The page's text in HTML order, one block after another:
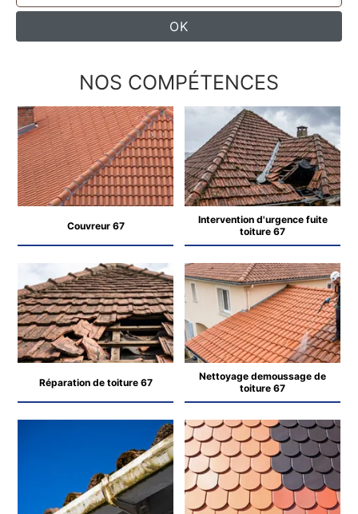
NOS COMPÉTENCES
Couvreur 67
Intervention d'urgence fuite
toiture 67
Réparation de toiture 67
Nettoyage demoussage de
toiture 67